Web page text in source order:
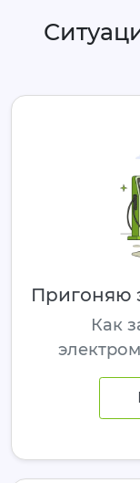
Пригоняю
Как